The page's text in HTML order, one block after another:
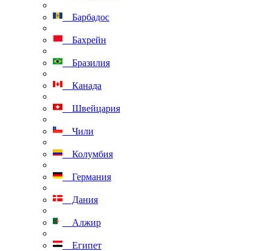
Барбадос
Бахрейн
Бразилия
Канада
Швейцария
Чили
Колумбия
Германия
Дания
Алжир
Египет